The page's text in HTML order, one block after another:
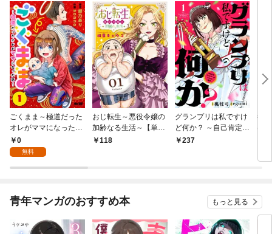
ごくまま～極道だった
オレがママになった話
～【単話】（１）
0
無料
おじ転生～悪役令嬢の
加齢なる生活～【単
話】（１）
118
グランプリは私ですけ
ど何か？ ～自己肯定モ
ンスターのミスコン無
237
後
は
青年マンガのおすすめ本 もっと見る